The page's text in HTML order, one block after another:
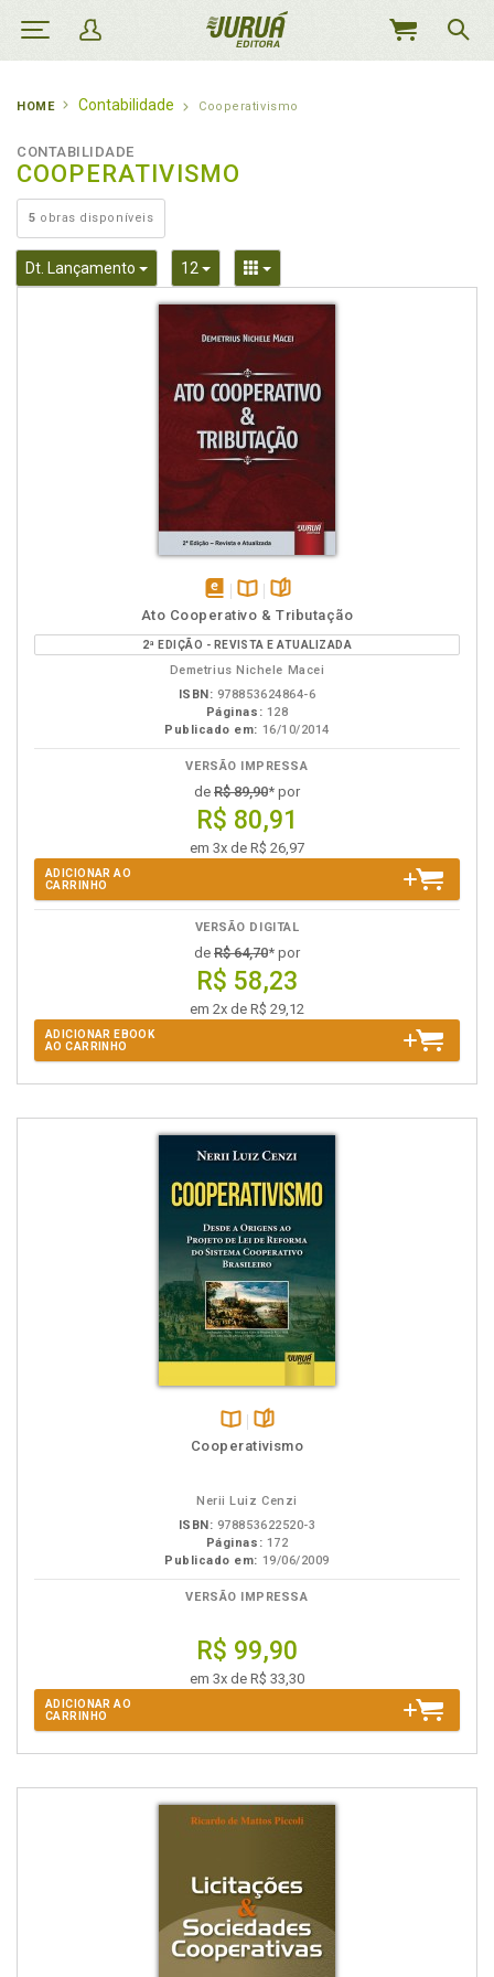
MEU
HOME Contabilidade Cooperativismo
CONTABILIDADE
COOPERATIVISMO
5 obras disponíveis
Dt. Lançamento Toggle Dropdown
12 Toggle DropdownToggle Dropdown
disponível
em
eBook
Disponível
na
B.V.
páginas
Ato Cooperativo & Tributação
2ª EDIÇÃO - REVISTA E ATUALIZADA
Demetrius Nichele Macei
ISBN: 978853624864-6
Páginas: 128
Publicado em: 16/10/2014
VERSÃO IMPRESSA
de R$ 89,90* por
R$ 80,91
em 3x de R$ 26,97
ADICIONAR AO
CARRINHO
VERSÃO DIGITAL
de R$ 64,70* por
R$ 58,23
em 2x de R$ 29,12
ADICIONAR EBOOK
AO CARRINHO
Disponível
páginas
Cooperativismo
Nerii Luiz Cenzi
ISBN: 978853622520-3
Páginas: 172
Publicado em: 19/06/2009
VERSÃO IMPRESSA
R$ 99,90
em 3x de R$ 33,30
ADICIONAR AO
CARRINHO